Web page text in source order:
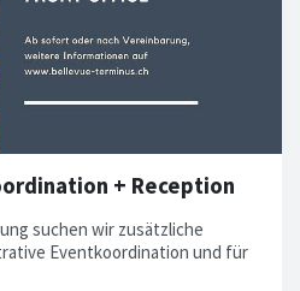
+ Reception
suchen wir zusätzliche
Eventkoordination und für